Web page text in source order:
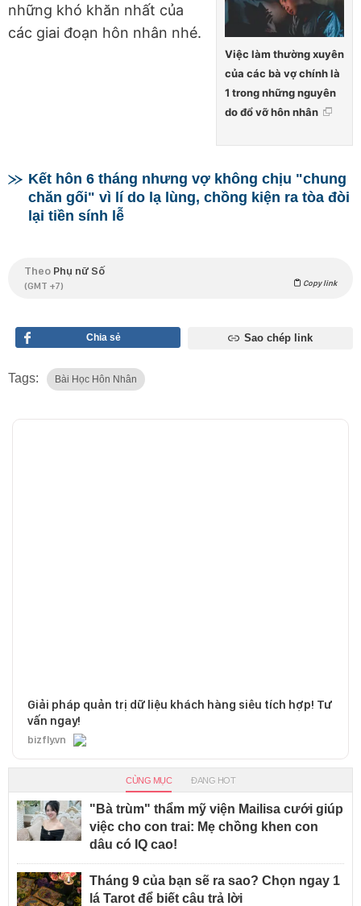
Việc làm thường xuyên
của các bà vợ chính là
1 trong những nguyên
do đổ vỡ hôn nhân
những khó khăn nhất của
các giai đoạn hôn nhân nhé.
Kết hôn 6 tháng nhưng vợ không chịu "chung
chăn gối" vì lí do lạ lùng, chồng kiện ra tòa đòi
lại tiền sính lễ
Theo Phụ nữ Số
(GMT +7) Copy link
Chia sẻ Sao chép link
Tags: Bài Học Hôn Nhân
Giải pháp quản trị dữ liệu khách hàng siêu tích hợp! Tư
vấn ngay!
bizfly.vn
CÙNG MỤC ĐANG HOT
"Bà trùm" thẩm mỹ viện Mailisa cưới giúp
việc cho con trai: Mẹ chồng khen con
dâu có IQ cao!
Tháng 9 của bạn sẽ ra sao? Chọn ngay 1
lá Tarot để biết câu trả lời